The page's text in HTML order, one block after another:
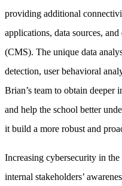
providing additional
applications, data sources,
(CMS). The unique data
detection, user behavioral
Brian’s team to obtain deeper
and help the school better
it build a more robust and
Increasing cybersecurity in
internal stakeholders’